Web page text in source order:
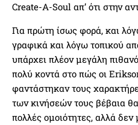
Create-A-Soul απ’ ότι στην
Για πρώτη ίσως φορά, και
γραφικά και λόγω τοπικού
υπάρχει πλέον μεγάλη
πολύ κοντά στο πώς οι
φαντάστηκαν τους
των κινήσεών τους βέβαια
πολλές ομοιότητες, αλλά δεν